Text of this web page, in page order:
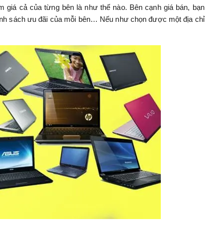
cả của từng bên là như thế nào. Bên cạnh giá bán, bạn
sách ưu đãi của mỗi bên… Nếu như chọn được một địa chỉ